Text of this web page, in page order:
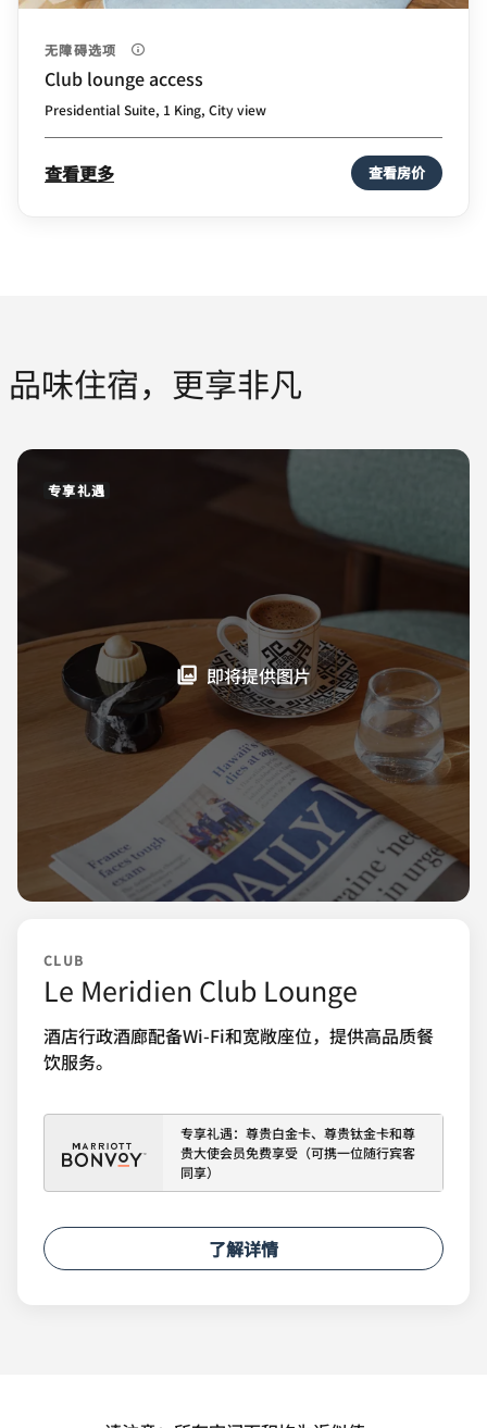
无障碍选项
Club lounge access
Presidential Suite, 1 King, City view
查看更多 查看房价
品味住宿，更享非凡
专享礼遇
即将提供图片
CLUB
Le Meridien Club Lounge
酒店行政酒廊配备Wi-Fi和宽敞座位，提供高品质餐
饮服务。
专享礼遇：尊贵白金卡、尊贵钛金卡和尊
贵大使会员免费享受（可携一位随行宾客
同享）
了解详情